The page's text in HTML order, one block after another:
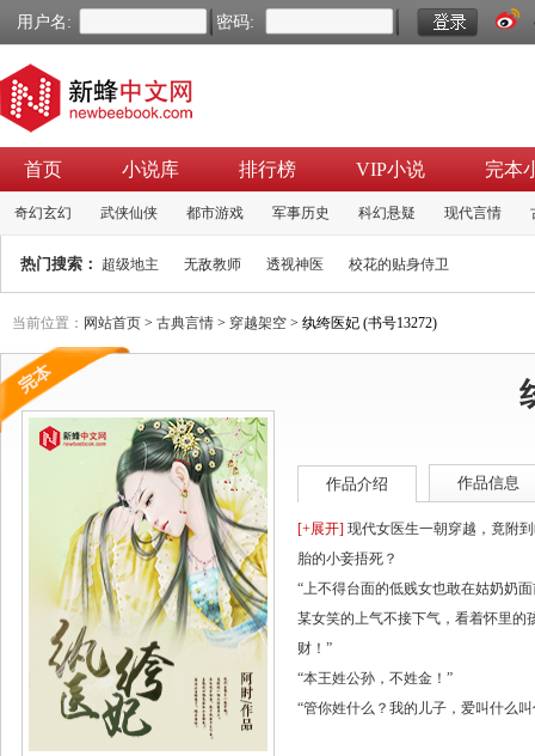
用户名: 密码:
首页 小说库 排行榜 VIP小说 完本
奇幻玄幻 武侠仙侠 都市游戏 军事历史 科幻悬疑 现代言情
热门搜索： 超级地主 无敌教师 透视神医 校花的贴身侍卫
当前位置： 网站首页 > 古典言情 > 穿越架空 > 纨绔医妃 (书号13272)
作品介绍 作品信息
[+展开] 现代女医生一朝穿越，竟附
胎的小妾捂死？
“上不得台面的低贱女也敢在姑奶奶
某女笑的上气不接下气，看着怀里的
财！”
“本王姓公孙，不姓金！”
“管你姓什么？我的儿子，爱叫什么叫